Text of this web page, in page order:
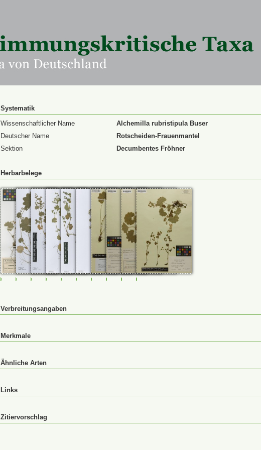
Systematik
Wissenschaftlicher Name
Alchemilla rubristipula Buser
Deutscher Name
Rotscheiden-Frauenmantel
Sektion
Decumbentes Fröhner
Herbarbelege
FR-0107654FR-0114338FR-0114339FR-0114845FR-0114846FR-0114851M-0232406M-0232408M-0232410
Verbreitungsangaben
Merkmale
Ähnliche Arten
Links
Zitiervorschlag